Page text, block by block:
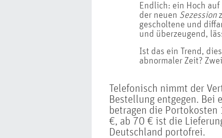
Endlich: ein Hoch
der neuen Sezession
gescholtene und
und überzeugend,
Ist das ein Trend,
abnormaler Zeit?
Telefonisch nimmt der
Bestellung entgegen.
betragen die
€, ab 70 € ist die
Deutschland portofrei.